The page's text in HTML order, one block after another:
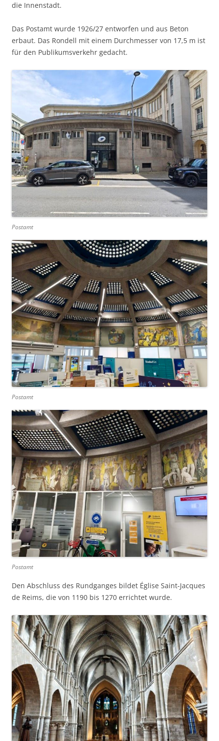
die Innenstadt.
Das Postamt wurde 1926/27 entworfen und aus Beton
erbaut. Das Rondell mit einem Durchmesser von 17,5 m ist
für den Publikumsverkehr gedacht.
Postamt
Postamt
Postamt
Den Abschluss des Rundganges bildet Église Saint-Jacques
de Reims, die von 1190 bis 1270 errichtet wurde.